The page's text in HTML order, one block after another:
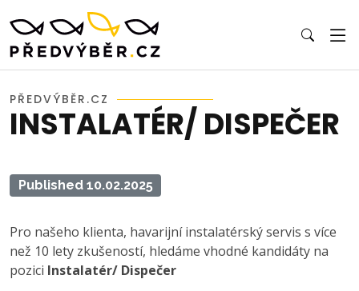
PŘEDVÝBĚR.CZ
INSTALATÉR/ DISPEČER
Published 10.02.2025
Pro našeho klienta, havarijní instalatérský servis s více
než 10 lety zkušeností, hledáme vhodné kandidáty na
pozici Instalatér/ Dispečer